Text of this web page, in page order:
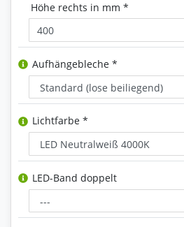
Höhe rechts in mm *
Aufhängebleche *
Lichtfarbe *
LED-Band doppelt